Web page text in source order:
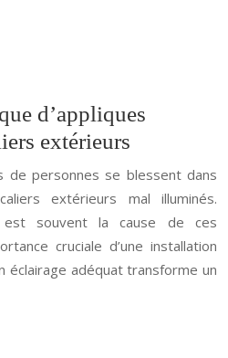
d’appliques
extérieurs
de personnes se blessent dans
extérieurs mal illuminés.
est souvent la cause de ces
cruciale d’une installation
éclairage adéquat transforme un